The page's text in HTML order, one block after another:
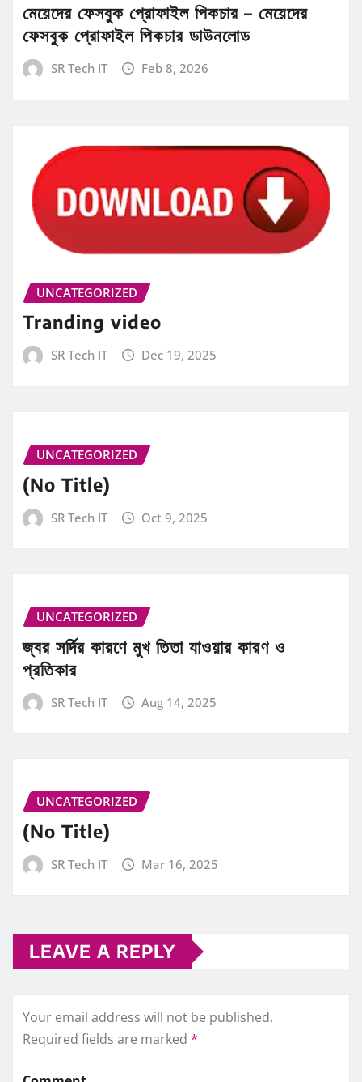
মেয়েদের ফেসবুক প্রোফাইল পিকচার – মেয়েদের
ফেসবুক প্রোফাইল পিকচার ডাউনলোড
SR Tech IT Feb 8, 2026
UNCATEGORIZED
Tranding video
SR Tech IT Dec 19, 2025
UNCATEGORIZED
(No Title)
SR Tech IT Oct 9, 2025
UNCATEGORIZED
জ্বর সর্দির কারণে মুখ তিতা যাওয়ার কারণ ও
প্রতিকার
SR Tech IT Aug 14, 2025
UNCATEGORIZED
(No Title)
SR Tech IT Mar 16, 2025
LEAVE A REPLY
Your email address will not be published.
Required fields are marked *